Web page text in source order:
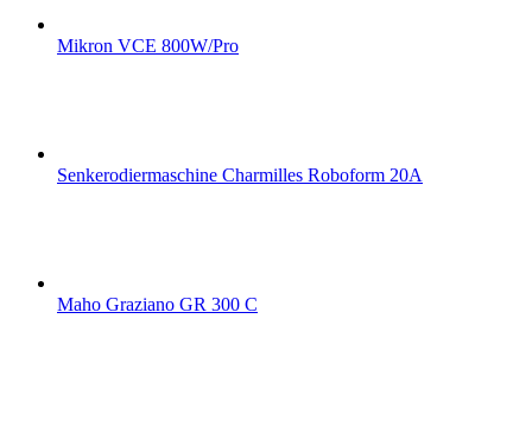
Mikron VCE 800W/Pro
Senkerodiermaschine Charmilles Roboform 20A
Maho Graziano GR 300 C